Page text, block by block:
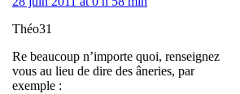
Théo31
Re beaucoup n’importe quoi, renseignez
vous au lieu de dire des âneries, par
exemple :